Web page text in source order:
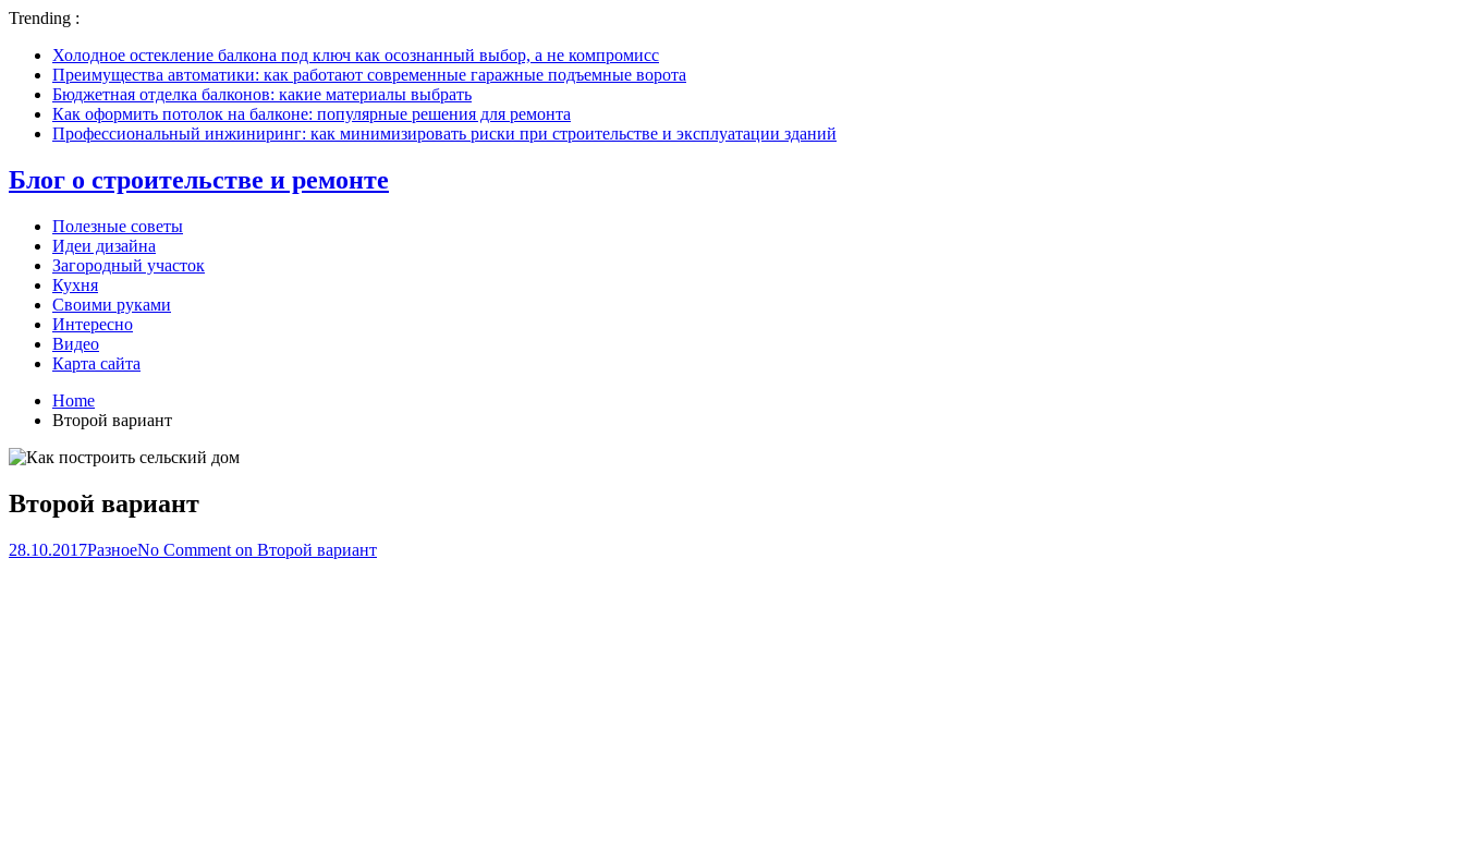
Trending :
Холодное остекление балкона под ключ как осознанный выбор, а не компромисс
Преимущества автоматики: как работают современные гаражные подъемные ворота
Бюджетная отделка балконов: какие материалы выбрать
Как оформить потолок на балконе: популярные решения для ремонта
Профессиональный инжиниринг: как минимизировать риски при строительстве и эксплуатации зданий
Блог о строительстве и ремонте
Полезные советы
Идеи дизайна
Загородный участок
Кухня
Своими руками
Интересно
Видео
Карта сайта
Home
Второй вариант
Второй вариант
28.10.2017РазноеNo Comment on Второй вариант